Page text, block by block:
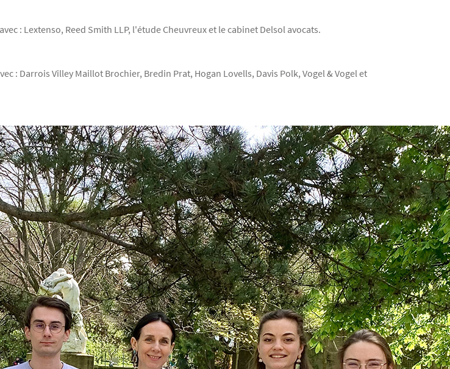
: Lextenso, Reed Smith LLP, l'étude Cheuvreux et le cabinet Delsol avocats.
: Darrois Villey Maillot Brochier, Bredin Prat, Hogan Lovells, Davis Polk, Vogel & Vogel et